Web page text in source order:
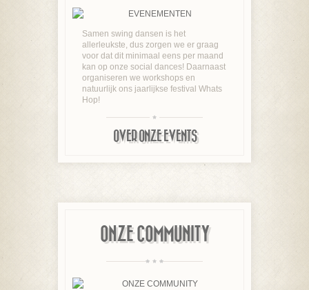
Samen swing dansen is het
allerleukste, dus zorgen we er graag
voor dat dit minimaal eens per maand
kan op onze social dances! Daarnaast
organiseren we workshops en
natuurlijk ons jaarlijkse festival Whats
Hop!
OVER ONZE EVENTS
ONZE COMMUNITY